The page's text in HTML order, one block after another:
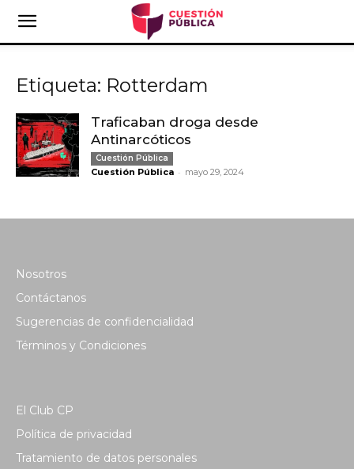
Etiqueta: Rotterdam
Traficaban droga desde
Antinarcóticos
Cuestión Pública
Cuestión Pública - mayo 29, 2024
Nosotros
Contáctanos
Sugerencias de confidencialidad
Términos y Condiciones
El Club CP
Política de privacidad
Tratamiento de datos personales